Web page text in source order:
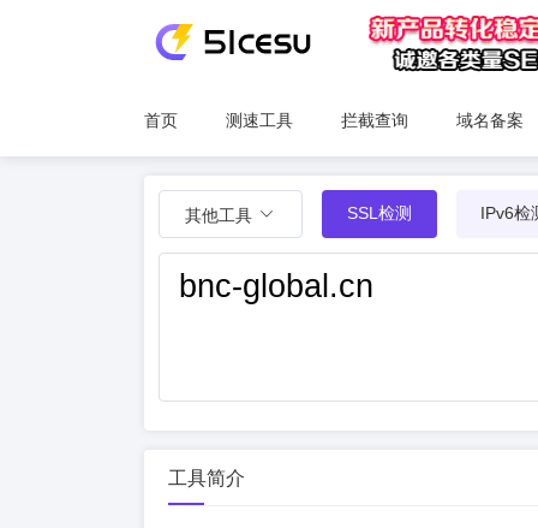
首页 测速工具 拦截查询 域名备案
其他工具 SSL检测 IPv6检
工具简介